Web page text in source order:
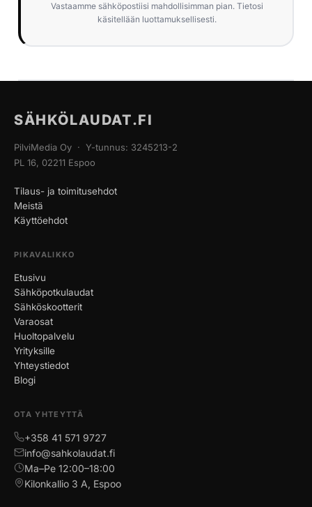
Vastaamme sähköpostiisi mahdollisimman pian. Tietosi
käsitellään luottamuksellisesti.
SÄHKÖLAUDAT.FI
PilviMedia Oy · Y-tunnus: 3245213-2
PL 16, 02211 Espoo
Tilaus- ja toimitusehdot
Meistä
Käyttöehdot
PIKAVALIKKO
Etusivu
Sähköpotkulaudat
Sähköskootterit
Varaosat
Huoltopalvelu
Yrityksille
Yhteystiedot
Blogi
OTA YHTEYTTÄ
+358 41 571 9727
info@sahkolaudat.fi
Ma–Pe 12:00–18:00
Kilonkallio 3 A, Espoo